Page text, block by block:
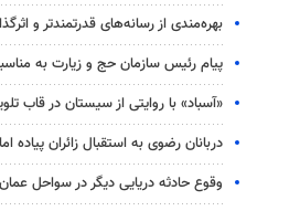
بهره‌مندی از رسانه‌های قدرتمندتر و
پیام رئیس سازمان حج و زیارت به
«آسباد» با روایتی از سیستان در قاب
دربانان رضوی به استقبال زائران پیاده
وقوع حادثه دریایی دیگر در سواحل عمان